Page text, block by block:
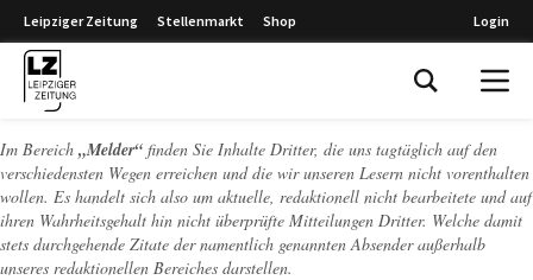
Leipziger Zeitung Stellenmarkt Shop Login
Im Bereich „Melder“ finden Sie Inhalte Dritter, die uns tagtäglich auf den
verschiedensten Wegen erreichen und die wir unseren Lesern nicht vorenthalten
wollen. Es handelt sich also um aktuelle, redaktionell nicht bearbeitete und auf
ihren Wahrheitsgehalt hin nicht überprüfte Mitteilungen Dritter. Welche damit
stets durchgehende Zitate der namentlich genannten Absender außerhalb
unseres redaktionellen Bereiches darstellen.